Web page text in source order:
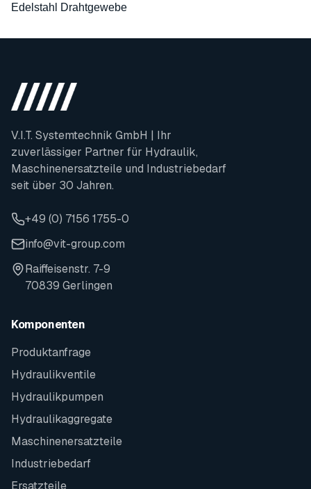
Edelstahl Drahtgewebe
V.I.T. Systemtechnik GmbH | Ihr
zuverlässiger Partner für Hydraulik,
Maschinenersatzteile und Industriebedarf
seit über 30 Jahren.
+49 (0) 7156 1755-0
info@vit-group.com
Raiffeisenstr. 7-9
70839 Gerlingen
Komponenten
Produktanfrage
Hydraulikventile
Hydraulikpumpen
Hydraulikaggregate
Maschinenersatzteile
Industriebedarf
Ersatzteile